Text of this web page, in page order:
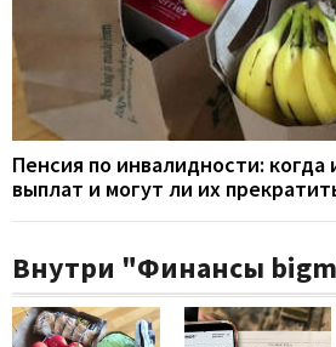
Пенсия по инвалидности: когда
выплат и могут ли их
Внутри "Финансы